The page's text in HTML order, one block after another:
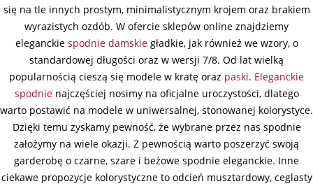
się na tle innych prostym, minimalistycznym krojem oraz brakiem
wyrazistych ozdób. W ofercie sklepów online znajdziemy
eleganckie spodnie damskiegładkie, jak również we wzory, o
standardowej długości oraz w wersji 7/8. Od lat wielką
popularnością cieszą się modele w kratę oraz paski. Eleganckie
spodnienajczęściej nosimy na oficjalne uroczystości, dlatego
warto postawić na modele w uniwersalnej, stonowanej kolorystyce.
Dzięki temu zyskamy pewność, że wybrane przez nas spodnie
założymy na wiele okazji. Z pewnością warto poszerzyć swoją
garderobę o czarne, szare i beżowe spodnie eleganckie. Inne
ciekawe propozycje kolorystyczne to odcień musztardowy, ceglasty